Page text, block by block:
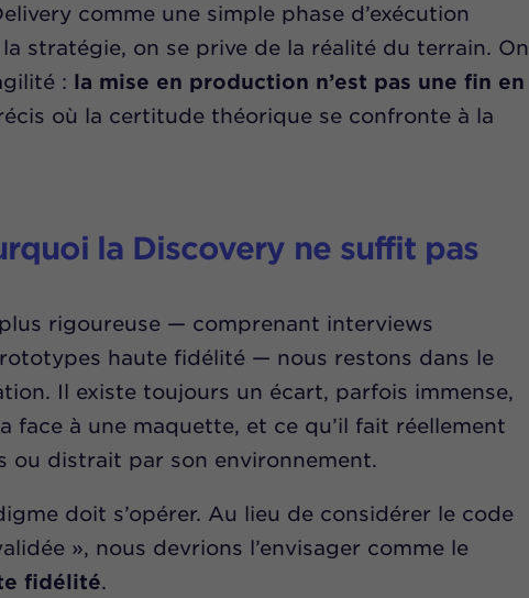
comme une simple phase d’exécution
stratégie, on se prive de la réalité du terrain. On
: la mise en production n’est pas une fin en
où la certitude théorique se confronte à la
la Discovery ne suffit pas
rigoureuse — comprenant interviews
haute fidélité — nous restons dans le
Il existe toujours un écart, parfois immense,
face à une maquette, et ce qu’il fait réellement
ou distrait par son environnement.
doit s’opérer. Au lieu de considérer le code
», nous devrions l’envisager comme le
fidélité.